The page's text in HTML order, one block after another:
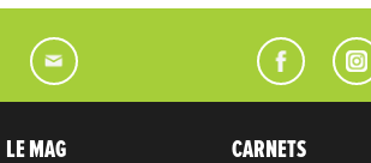
LE MAG CARNETS